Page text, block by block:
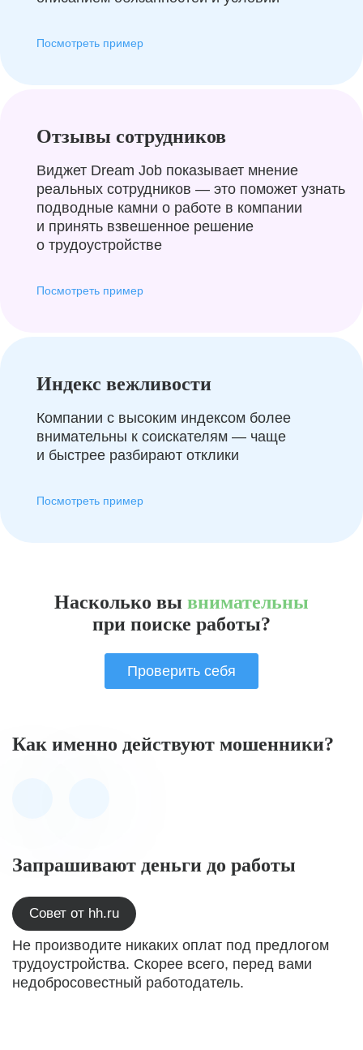
Посмотреть пример
Отзывы сотрудников
Виджет Dream Job показывает мнение
реальных сотрудников — это поможет узнать
подводные камни о работе в компании
и принять взвешенное решение
о трудоустройстве
Посмотреть пример
Индекс вежливости
Компании с высоким индексом более
внимательны к соискателям — чаще
и быстрее разбирают отклики
Посмотреть пример
Насколько вы внимательны
при поиске работы?
Проверить себя
Как именно действуют мошенники?
Запрашивают деньги до работы
Совет от hh.ru
Не производите никаких оплат под предлогом
трудоустройства. Скорее всего, перед вами
недобросовестный работодатель.